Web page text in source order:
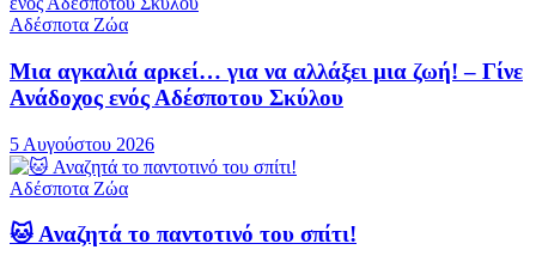
Αδέσποτα Ζώα
Μια αγκαλιά αρκεί… για να αλλάξει μια ζωή! – Γίνε
Ανάδοχος ενός Αδέσποτου Σκύλου
5 Αυγούστου 2026
Αδέσποτα Ζώα
🐱 Αναζητά το παντοτινό του σπίτι!